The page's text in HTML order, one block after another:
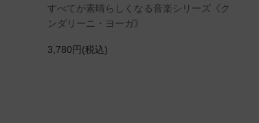
すべてが素晴らしくなる音楽シリーズ《ク
ンダリーニ・ヨーガ》
3,780円(税込)